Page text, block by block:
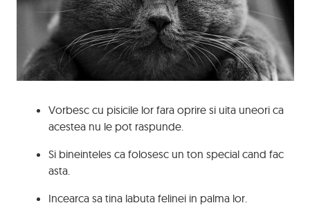
Vorbesc cu pisicile lor fara oprire si uita uneori ca
acestea nu le pot raspunde.
Si bineinteles ca folosesc un ton special cand fac
asta.
Incearca sa tina labuta felinei in palma lor.